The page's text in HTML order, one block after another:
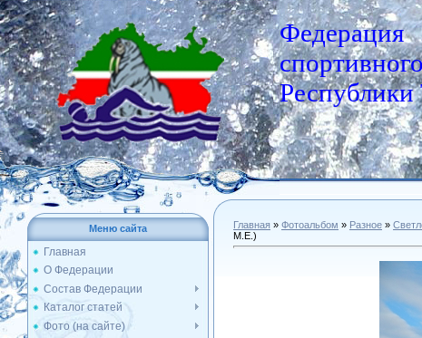
Федерация
Республики
Меню сайта
Главная
О Федерации
Состав Федерации
Каталог статей
Фото (на сайте)
Главная » Фотоальбом » Разное »
М.Е.)